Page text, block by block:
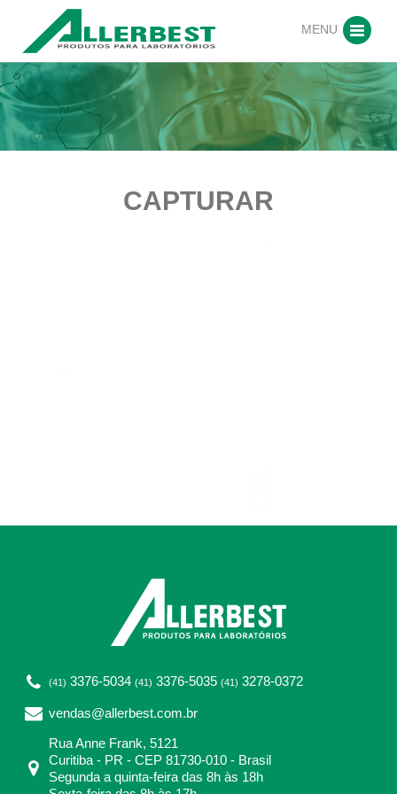
MENU
CAPTURAR
(41) 3376-5034 (41) 3376-5035 (41) 3278-0372
vendas@allerbest.com.br
Rua Anne Frank, 5121
Curitiba - PR - CEP 81730-010 - Brasil
Segunda a quinta-feira das 8h às 18h